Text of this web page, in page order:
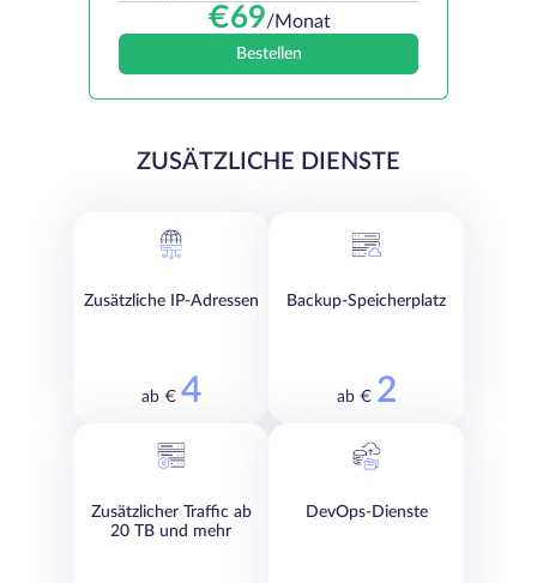
€69/Monat
Bestellen
ZUSÄTZLICHE DIENSTE
Zusätzliche IP-Adressen
ab € 4
Backup-Speicherplatz
ab € 2
Zusätzlicher Traffic ab
20 TB und mehr
DevOps-Dienste